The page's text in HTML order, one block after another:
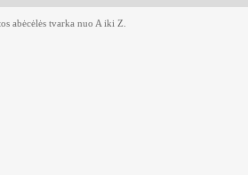
abėcėlės tvarka nuo A iki Z.